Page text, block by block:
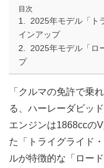
目次
2025年モデル「ト
インアップ
2025年モデル「ロ
プ
「クルマの免許で乗
る、ハーレーダビッド
エンジンは1868ccの
た「トライグライド
ルが特徴的な「ロー